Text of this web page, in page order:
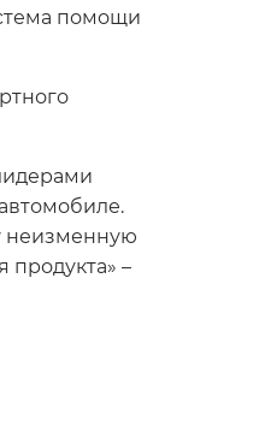
помощи
неизменную
–